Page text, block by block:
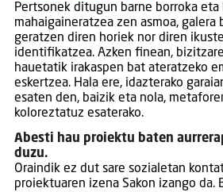
Pertsonek ditugun barne borroka eta
mahaigaineratzea zen asmoa, galera
geratzen diren horiek nor diren
identifikatzea. Azken finean,
hauetatik irakaspen bat ateratzeko
eskertzea. Hala ere, idazterako
esaten den, baizik eta nola,
koloreztatuz esaterako.
Abesti hau proiektu baten
duzu.
Oraindik ez dut sare sozialetan
proiektuaren izena Sakon izango da.